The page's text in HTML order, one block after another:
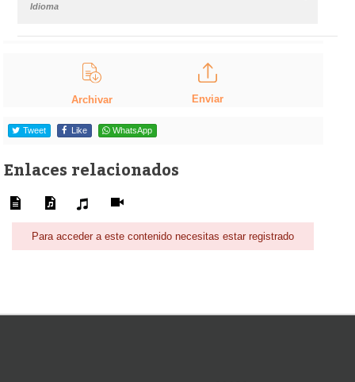
Idioma
Archivar Enviar
Tweet Like WhatsApp
Enlaces relacionados
Para acceder a este contenido necesitas estar registrado